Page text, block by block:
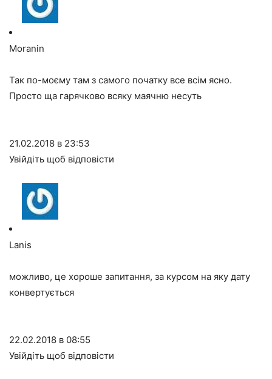
Moranin
Так по-моєму там з самого початку все всім ясно.
Просто ща гарячково всяку маячню несуть
21.02.2018 в 23:53
Увійдіть щоб відповісти
Lanis
можливо, це хороше запитання, за курсом на яку дату
конвертується
22.02.2018 в 08:55
Увійдіть щоб відповісти